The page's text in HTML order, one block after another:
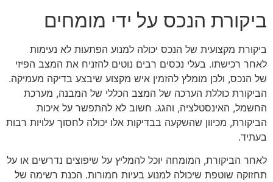
ביקורת הנכס על ידי מומחים
ביקורת מקצועית של הנכס יכולה למנוע הפתעות לא נעימות
לאחר רכישתו. בעלי נכסים רבים נוטים להזניח את המצב הפיזי
של הנכס, ולכן מומלץ להזמין איש מקצוע שיבצע בדיקה מעמיקה.
הביקורת כוללת הערכה של המצב הכללי של המבנה, מערכת
החשמל, האינסטלציה, והגג. חשוב לא להתפשר על איכות
הביקורת, מכיוון שהשקעה בבדיקות אלו יכולה לחסוך עלויות רבות
בעתיד.
לאחר הביקורת, המומחה יוכל להמליץ על שיפוצים נדרשים או על
תחזוקה שוטפת שיכולה למנוע בעיות חמורות. הכנת רשימה של